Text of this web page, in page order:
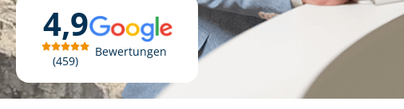
4,9
459
Bewertungen